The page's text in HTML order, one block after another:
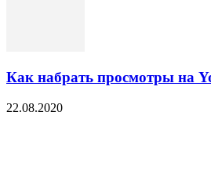
Как набрать просмотры на
22.08.2020